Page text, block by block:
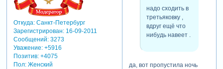
Откуда:Санкт-Петербург
Зарегистрирован: 16-09-2011
Сообщений:3273
Уважение: +5916
Позитив: +4075
Пол:Женский
надо сходить в
третьяковку ,
вдруг ещё что
нибудь навеет .
да, вот пропустила ночь